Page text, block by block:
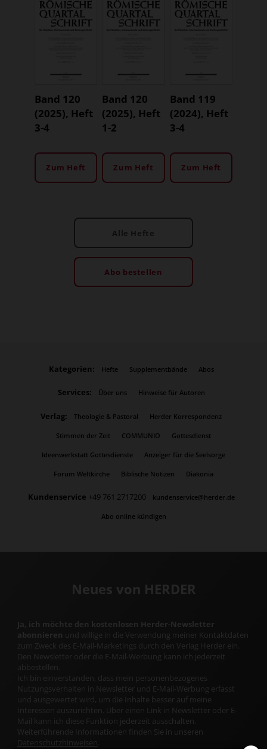
Band 120
(2025), Heft
3-4
Zum Heft
Band 120
(2025), Heft
1-2
Zum Heft
Band 119
(2024), Heft
3-4
Zum Heft
Alle Hefte
Abo bestellen
Kategorien: Hefte Supplementbände Abos
Services: Über uns Hinweise für Autoren
Verlag: Theologie & Pastoral Herder Korrespondenz
Stimmen der Zeit COMMUNIO Gottesdienst
Ideenwerkstatt Gottesdienste Anzeiger für die Seelsorge
Forum Weltkirche Biblische Notizen Diakonia
Kundenservice +49 761 2717200 kundenservice@herder.de
Abo online kündigen
Neues von HERDER
Ja, ich möchte den kostenlosen Herder-Newsletter
abonnieren und willige in die Verwendung meiner Kontaktdaten
zum Zweck des E-Mail-Marketings durch den Verlag Herder ein.
Den Newsletter oder die E-Mail-Werbung kann ich jederzeit
abbestellen.
Ich bin einverstanden, dass mein personenbezogenes
Nutzungsverhalten in Newsletter und E-Mail-Werbung erfasst
und ausgewertet wird, um die Inhalte besser auf meine
Interessen auszurichten. Über einen Link in Newsletter oder E-
Mail kann ich diese Funktion jederzeit ausschalten.
Weiterführende Informationen finden Sie in unseren
Datenschutzhinweisen